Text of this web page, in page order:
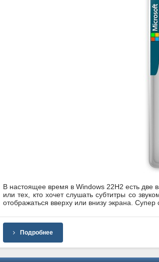
В настоящее время в Windows 22H2 есть
или тех, кто хочет слушать субтитры со
отображаться вверху или внизу экрана.
Подробнее